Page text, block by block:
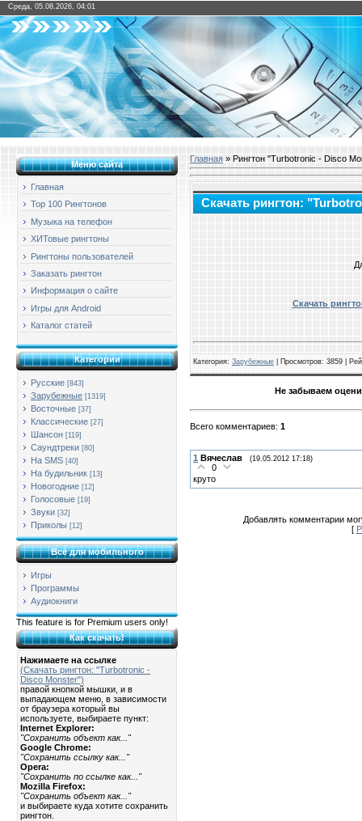
Среда, 05.08.2026, 04:01
Меню сайта
Главная
Top 100 Рингтонов
Музыка на телефон
ХИТовые рингтоны
Рингтоны пользователей
Заказать рингтон
Информация о сайте
Игры для Android
Каталог статей
Категории
Русские [843]
Зарубежные [1319]
Восточные [37]
Классические [27]
Шансон [119]
Саундтреки [80]
На SMS [40]
На будильник [13]
Новогодние [12]
Голосовые [19]
Звуки [32]
Приколы [12]
Всё для мобильного
Игры
Программы
Аудиокниги
This feature is for Premium users only!
Как скачать!
Нажимаете на ссылке
(Скачать рингтон: "Turbotronic -
Disco Monster")
правой кнопкой мышки, и в
выпадающем меню, в зависимости
от браузера который вы
используете, выбираете пункт:
Internet Explorer:
"Сохранить объект как..."
Google Chrome:
"Сохранить ссылку как..."
Opera:
"Сохранить по ссылке как..."
Mozilla Firefox:
"Сохранить объект как..."
и выбираете куда хотите сохранить
рингтон.
Главная » Рингтон "Turbotronic - Disco
Скачать рингтон:
Скачать
Категория: Зарубежные Просмотров: 3859 |
Не забываем
Всего комментариев: 1
1 Вячеслав (19.05.2012 17:18)
0
круто
Добавлять комментарии
[